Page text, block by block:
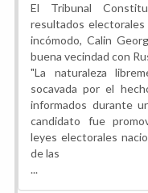
El Tribunal
resultados
incómodo, Calin
buena vecindad con
"La naturaleza
socavada por el
informados durante
candidato fue
leyes electorales
de las
...